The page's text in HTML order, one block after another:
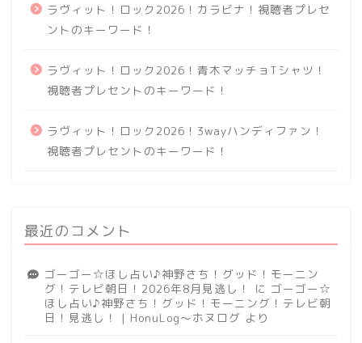
ラヴィット！ロック2026！カラビナ！視聴者プレセ
ントのキーワード！
ラヴィット！ロック2026！青木マッチョTシャツ！
視聴者プレセントのキーワード！
ラヴィット！ロック2026！3wayハンディファン！
視聴者プレセントのキーワード！
最近のコメント
ゴーゴー☆ほし占い♪神野さち！グッド！モーニン
グ！テレビ朝日！2026年8月見逃し！
に ゴーゴー☆
ほし占い♪神野さち！グッド！モーニング！テレビ朝
日！見逃し！ | HonuLog～ホヌログ より